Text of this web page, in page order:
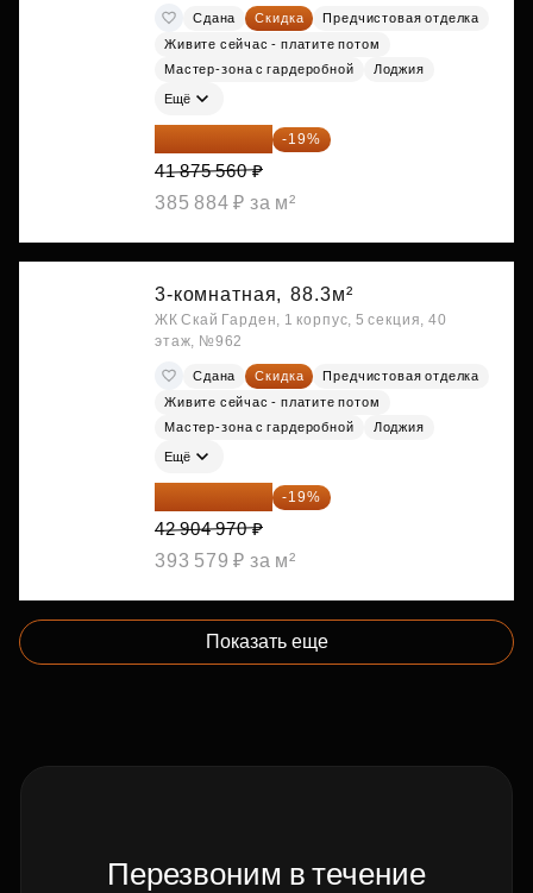
Сдана Скидка
Предчистовая отделка
Живите сейчас - платите потом
Мастер-зона с гардеробной
Лоджия
Ещё
33 919 204 ₽ -19%
41 875 560 ₽
385 884 ₽ за м²
3-комнатная, 88.3м²
ЖК Скай Гарден, 1 корпус, 5 секция, 40
этаж, №962
Сдана Скидка
Предчистовая отделка
Живите сейчас - платите потом
Мастер-зона с гардеробной
Лоджия
Ещё
34 753 026 ₽ -19%
42 904 970 ₽
393 579 ₽ за м²
Показать еще
Перезвоним в течение